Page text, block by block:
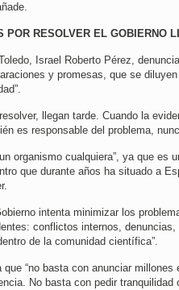
POR RESOLVER EL GOBIERNO
Israel Roberto Pérez,
y promesas, que se
llegan tarde. Cuando la
es responsable del problema,
organismo cualquiera”, ya que es
que durante años ha situado a
intenta minimizar los
conflictos internos,
de la comunidad científica”.
que “no basta con anunciar
No basta con pedir tranquilidad